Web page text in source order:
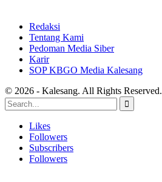
Redaksi
Tentang Kami
Pedoman Media Siber
Karir
SOP KBGO Media Kalesang
© 2026 - Kalesang. All Rights Reserved.
Likes
Followers
Subscribers
Followers